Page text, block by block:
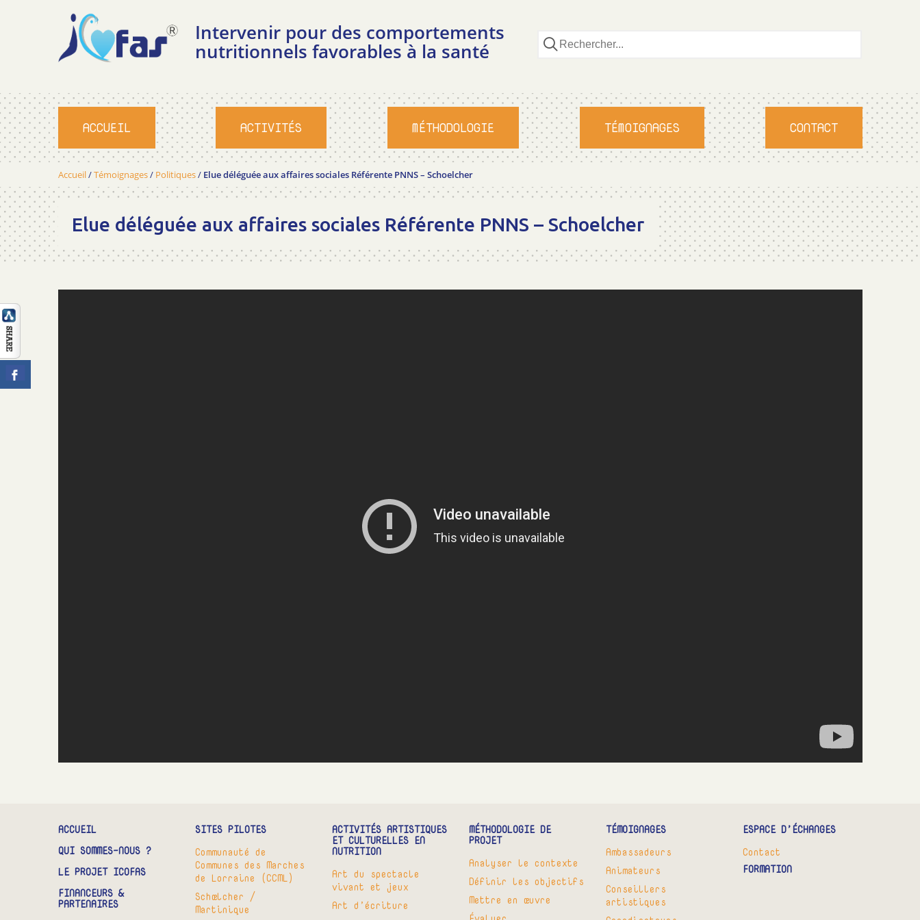
Intervenir pour des comportements
nutritionnels favorables à la santé
ACCUEIL ACTIVITÉS MÉTHODOLOGIE TÉMOIGNAGES CONTACT
Accueil/Témoignages/ Politiques/ Elue déléguée aux affaires sociales Référente PNNS – Schoelcher
Elue déléguée aux affaires sociales Référente PNNS – Schoelcher
ACCUEIL
QUI SOMMES-NOUS ?
LE PROJET ICOFAS
FINANCEURS &
PARTENAIRES
SITES PILOTES
Communauté de
Communes des Marches
de Lorraine (CCML)
Schœlcher /
Martinique
ACTIVITÉS ARTISTIQUES
ET CULTURELLES EN
NUTRITION
Art du spectacle
vivant et jeux
Art d’écriture
MÉTHODOLOGIE DE
PROJET
Analyser le contexte
Définir les objectifs
Mettre en œuvre
TÉMOIGNAGES
Ambassadeurs
Animateurs
Conseillers
artistiques
ESPACE D’ÉCHANGES
Contact
FORMATION